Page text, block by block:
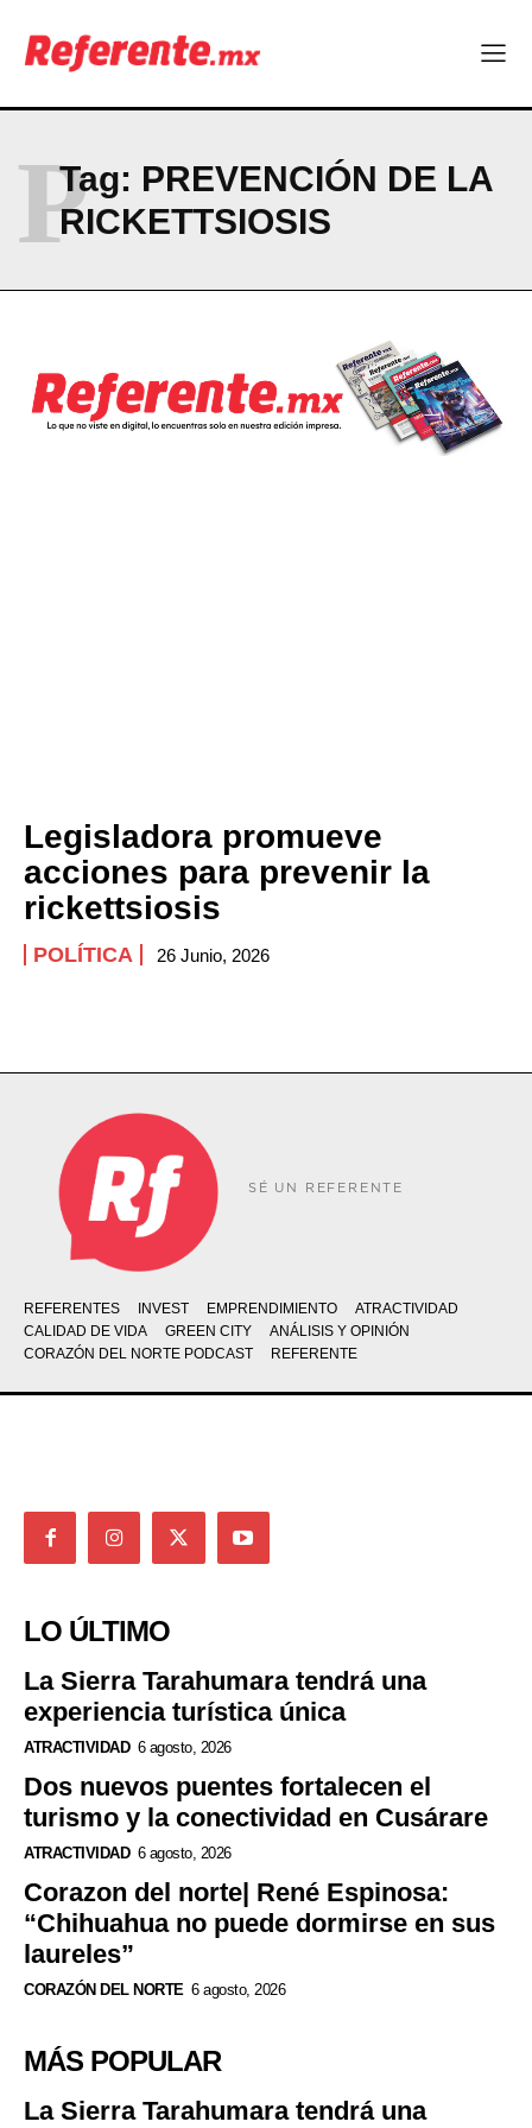
ABOUT
NEWSLETTER
Tag: PREVENCIÓN DE LA
RICKETTSIOSIS
P
Legisladora promueve
acciones para prevenir la
rickettsiosis
POLÍTICA 26 Junio, 2026
SÉ UN REFERENTE
REFERENTES INVEST EMPRENDIMIENTO
ATRACTIVIDAD
CALIDAD DE VIDA
GREEN CITY
ANÁLISIS Y OPINIÓN
CORAZÓN DEL NORTE PODCAST
REFERENTE
LO ÚLTIMO
La Sierra Tarahumara tendrá una
experiencia turística única
ATRACTIVIDAD 6 agosto, 2026
Dos nuevos puentes fortalecen el
turismo y la conectividad en Cusárare
ATRACTIVIDAD 6 agosto, 2026
Corazon del norte| René Espinosa:
“Chihuahua no puede dormirse en sus
laureles”
CORAZÓN DEL NORTE 6 agosto, 2026
MÁS POPULAR
La Sierra Tarahumara tendrá una